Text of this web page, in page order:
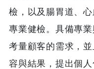
檢，以及腸胃道、
專業健檢。具備專
考量顧客的需求，
容與結果，提出個